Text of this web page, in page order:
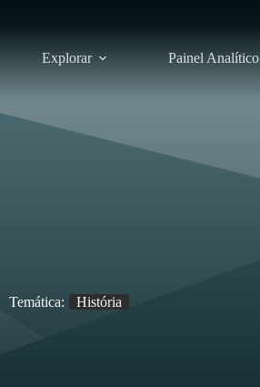
Explorar Painel Analítico
Temática:
História